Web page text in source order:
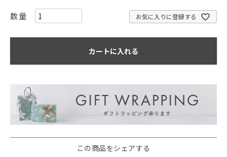
お気に入りに登録する
カートに入れる
この商品をシェアする